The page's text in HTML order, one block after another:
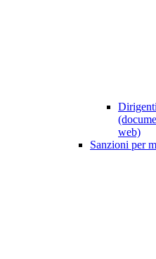
web)
Sanzioni per